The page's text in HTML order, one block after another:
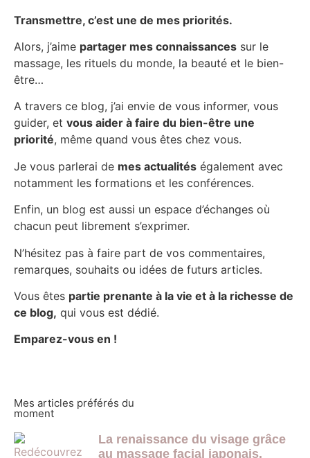
Transmettre, c’est une de mes priorités.
Alors, j’aime partager mes connaissances sur le
massage, les rituels du monde, la beauté et le bien-
être…
A travers ce blog, j’ai envie de vous informer, vous
guider, et vous aider à faire du bien-être une
priorité, même quand vous êtes chez vous.
Je vous parlerai de mes actualités également avec
notamment les formations et les conférences.
Enfin, un blog est aussi un espace d’échanges où
chacun peut librement s’exprimer.
N’hésitez pas à faire part de vos commentaires,
remarques, souhaits ou idées de futurs articles.
Vous êtes partie prenante à la vie et à la richesse de
ce blog, qui vous est dédié.
Emparez-vous en !
Mes articles préférés du
moment
La renaissance du visage grâce
au massage facial japonais.